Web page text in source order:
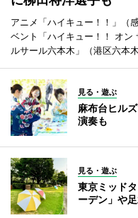
アニメ「ハイキュー！！」（
ベント「ハイキュー！！ オン
ルサール六本木」（港区六本
見る・遊ぶ
麻布台ヒル
演奏も
見る・遊ぶ
東京ミッド
ーデン」や